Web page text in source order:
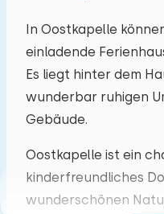
In Oostkapelle
einladende
Es liegt hinter dem
wunderbar ruhigen
Gebäude.
Oostkapelle ist ein
kinderfreundliches
wunderschönen
Mo Di Mi
27 28 29
03 04 05
10 11 12
17 18 19